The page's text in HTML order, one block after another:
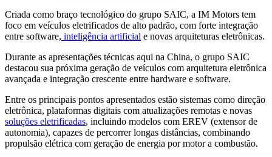
Criada como braço tecnológico do grupo SAIC, a IM Motors tem
foco em veículos eletrificados de alto padrão, com forte integração
entre software, inteligência artificial e novas arquiteturas eletrônicas.
Durante as apresentações técnicas aqui na China, o grupo SAIC
destacou sua próxima geração de veículos com arquitetura eletrônica
avançada e integração crescente entre hardware e software.
Entre os principais pontos apresentados estão sistemas como direção
eletrônica, plataformas digitais com atualizações remotas e novas
soluções eletrificadas, incluindo modelos com EREV (extensor de
autonomia), capazes de percorrer longas distâncias, combinando
propulsão elétrica com geração de energia por motor a combustão.